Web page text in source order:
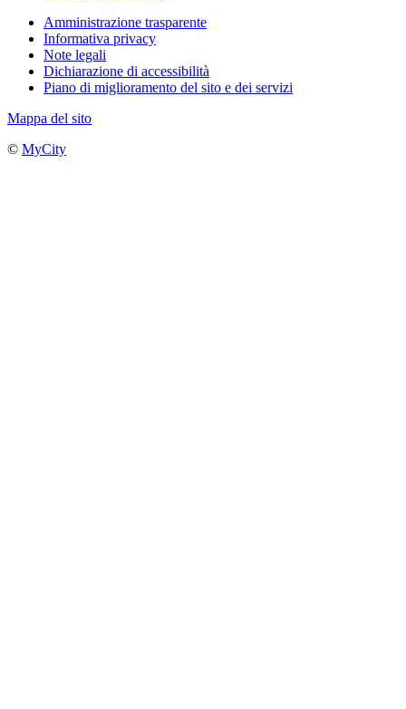
Amministrazione trasparente
Informativa privacy
Note legali
Dichiarazione di accessibilità
Piano di miglioramento del sito e dei servizi
Mappa del sito
© MyCity